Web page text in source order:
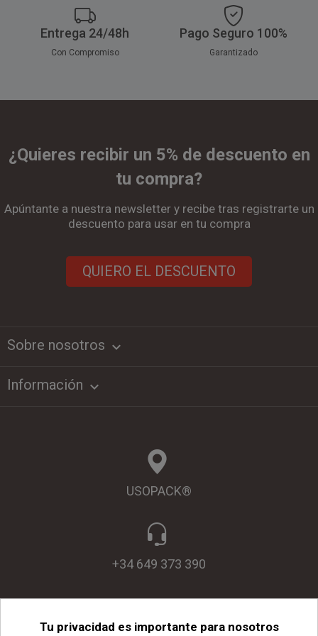
Entrega 24/48h
Con Compromiso
Pago Seguro 100%
Garantizado
¿Quieres recibir un 5% de descuento en
tu compra?
Apúntante a nuestra newsletter y recibe tras registrarte un
descuento para usar en tu compra
QUIERO EL DESCUENTO
Sobre nosotros keyboard_arrow_down
Información 
USOPACK®
+34 649 373 390
Tu privacidad es importante para nosotros